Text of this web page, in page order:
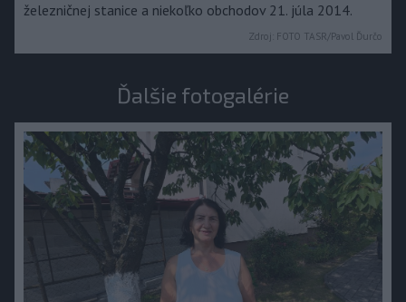
železničnej stanice a niekoľko obchodov 21. júla 2014.
Zdroj: FOTO TASR/Pavol Ďurčo
Ďalšie fotogalérie